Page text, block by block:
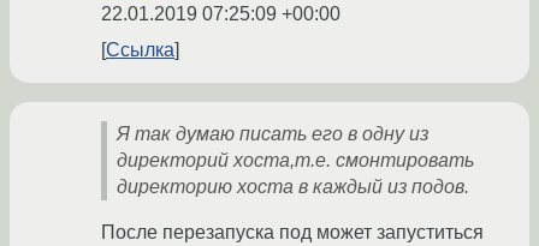
22.01.2019 07:25:09 +00:00
Ссылка
Я так думаю писать его в одну из
директорий хоста,т.е. смонтировать
директорию хоста в каждый из подов.
После перезапуска под может запуститься